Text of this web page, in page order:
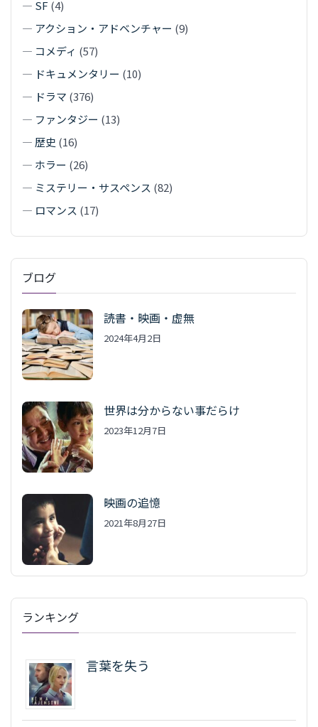
— SF (4)
— アクション・アドベンチャー (9)
— コメディ (57)
— ドキュメンタリー (10)
— ドラマ (376)
— ファンタジー (13)
— 歴史 (16)
— ホラー (26)
— ミステリー・サスペンス (82)
— ロマンス (17)
ブログ
読書・映画・虚無
2024年4月2日
世界は分からない事だらけ
2023年12月7日
映画の追憶
2021年8月27日
ランキング
言葉を失う